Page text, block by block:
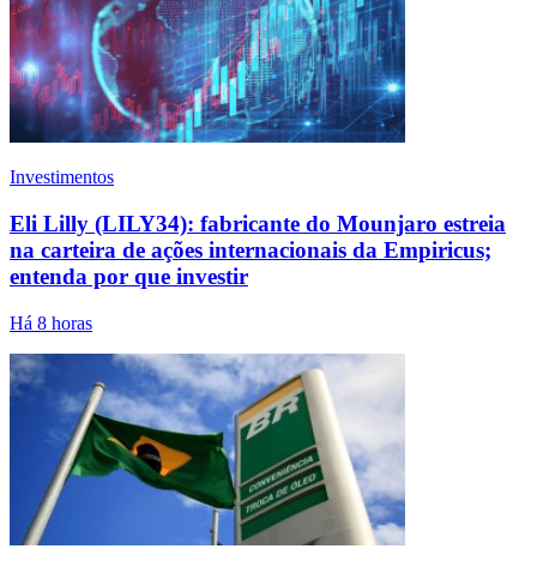
Investimentos
Eli Lilly (LILY34): fabricante do Mounjaro estreia
na carteira de ações internacionais da Empiricus;
entenda por que investir
Há 8 horas